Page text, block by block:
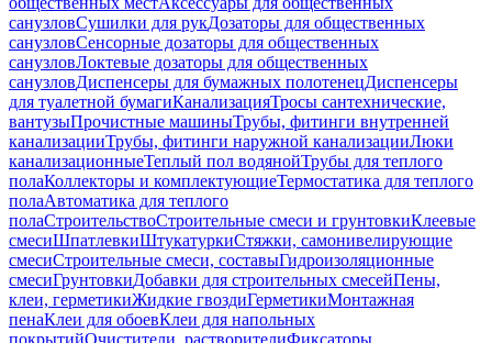
санузловСушилки для рукДозаторы для общественных
санузловСенсорные дозаторы для общественных
санузловЛоктевые дозаторы для общественных
санузловДиспенсеры для бумажных полотенецДиспенсеры
для туалетной бумагиКанализацияТросы сантехнические,
вантузыПрочистные машиныТрубы, фитинги внутренней
канализацииТрубы, фитинги наружной канализацииЛюки
канализационныеТеплый пол водянойТрубы для теплого
полаКоллекторы и комплектующиеТермостатика для теплого
полаАвтоматика для теплого
полаСтроительствоСтроительные смеси и грунтовкиКлеевые
смесиШпатлевкиШтукатуркиСтяжки, самонивелирующие
смесиСтроительные смеси, составыГидроизоляционные
смесиГрунтовкиДобавки для строительных смесейПены,
клеи, герметикиЖидкие гвоздиГерметикиМонтажная
пенаКлеи для обоевКлеи для напольных
покрытийОчистители, растворителиФиксаторы